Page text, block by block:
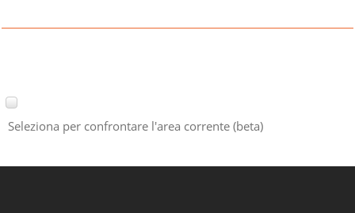
Seleziona per confrontare l'area corrente (beta)